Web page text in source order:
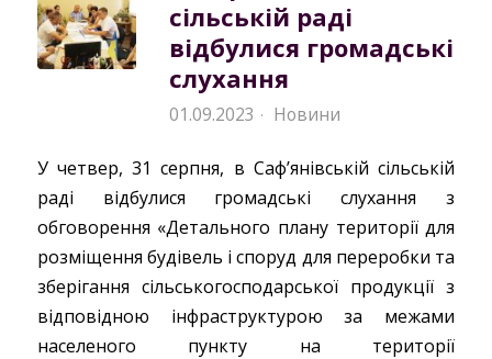
сільській раді
відбулися громадські
слухання
01.09.2023 · Новини
У четвер, 31 серпня, в Саф’янівській сільській
раді відбулися громадські слухання з
обговорення «Детального плану території для
розміщення будівель і споруд для переробки та
зберігання сільськогосподарської продукції з
відповідною інфраструктурою за межами
населеного пункту на території